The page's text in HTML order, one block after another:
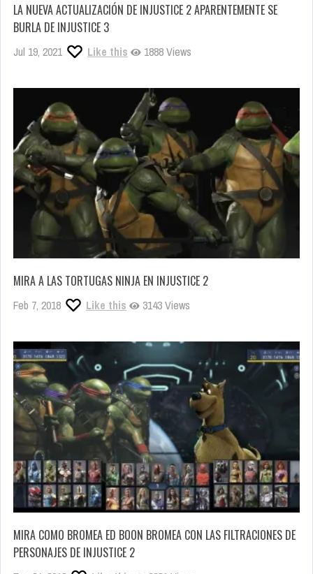
LA NUEVA ACTUALIZACIÓN DE INJUSTICE 2 APARENTEMENTE SE
BURLA DE INJUSTICE 3
Jul 19, 2021 Like this 1888 Views
MIRA A LAS TORTUGAS NINJA EN INJUSTICE 2
Feb 7, 2018 Like this 3143 Views
MIRA COMO BROMEA ED BOON BROMEA CON LAS FILTRACIONES DE
PERSONAJES DE INJUSTICE 2